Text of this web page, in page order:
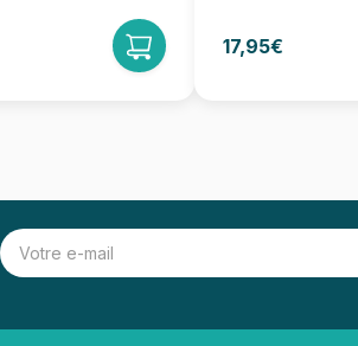
17,95€